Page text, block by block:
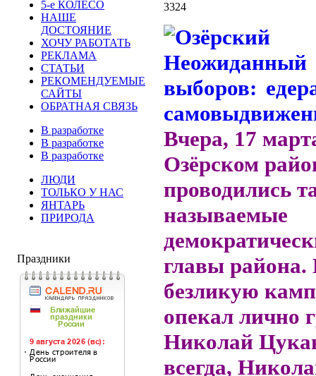
5-е КОЛЕСО
НАШЕ
ДОСТОЯНИЕ
ХОЧУ РАБОТАТЬ
РЕКЛАМА
СТАТЬИ
РЕКОМЕНДУЕМЫЕ
САЙТЫ
ОБРАТНАЯ СВЯЗЬ
В разработке
В разработке
В разработке
ЛЮДИ
ТОЛЬКО У НАС
ЯНТАРЬ
ПРИРОДА
Праздники
3324
Вчера, 17
Озёрском
проводились
называемые
главы
безликую
опекал лично
Николай
всегда,